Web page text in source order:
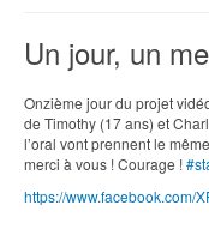
Un jour, un
Onzième jour du projet
de Timothy (17 ans) et
l’oral vont prennent le
merci à vous ! Courage !
https://www.facebook.com/